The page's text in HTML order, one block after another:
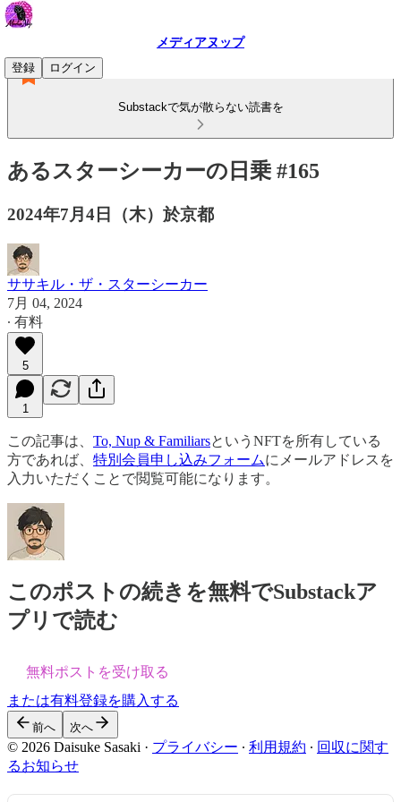
メディアヌップ
登録
ログイン
Substackで気が散らない読書を
あるスターシーカーの日乗 #165
2024年7月4日（木）於京都
ササキル・ザ・スターシーカー
7月 04, 2024
∙ 有料
5
1
この記事は、 To, Nup & FamiliarsというNFTを所有している
方であれば、 特別会員申し込みフォームにメールアドレスを
入力いただくことで閲覧可能になります。
このポストの続きを無料でSubstackア
プリで読む
無料ポストを受け取る
または有料登録を購入する
前へ 次へ
© 2026 Daisuke Sasaki · プライバシー ∙ 利用規約 ∙ 回収に関す
るお知らせ